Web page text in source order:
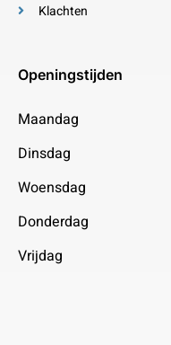
Klachten
Openingstijden
Maandag
Dinsdag
Woensdag
Donderdag
Vrijdag